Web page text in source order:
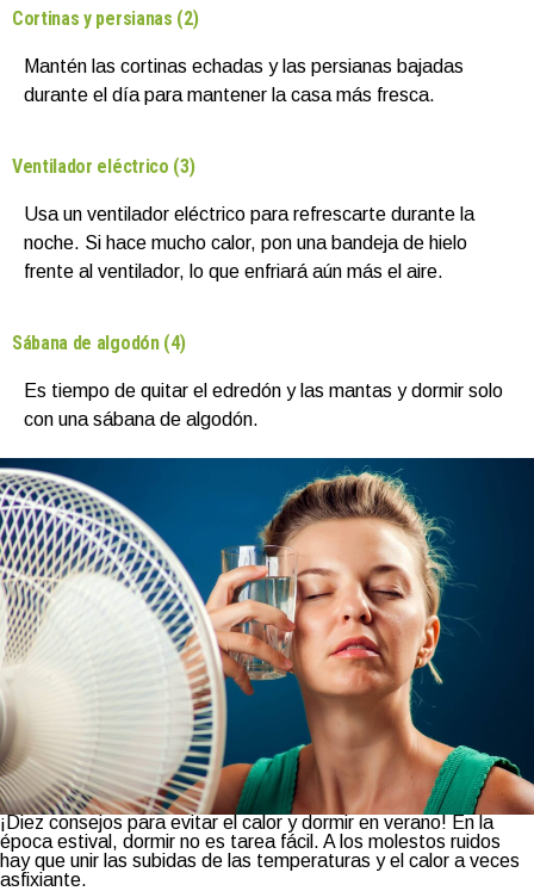
Cortinas y persianas (2)
Mantén las cortinas echadas y las persianas bajadas
durante el día para mantener la casa más fresca.
Ventilador eléctrico (3)
Usa un ventilador eléctrico para refrescarte durante la
noche. Si hace mucho calor, pon una bandeja de hielo
frente al ventilador, lo que enfriará aún más el aire.
Sábana de algodón (4)
Es tiempo de quitar el edredón y las mantas y dormir solo
con una sábana de algodón.
¡Diez consejos para evitar el calor y dormir en verano! En la
época estival, dormir no es tarea fácil. A los molestos ruidos
hay que unir las subidas de las temperaturas y el calor a veces
asfixiante.